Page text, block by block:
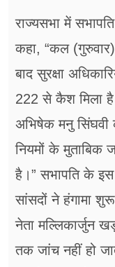
राज्यसभा में
कहा, “कल (गुरुवार)
बाद सुरक्षा
222 से कैश मिला
अभिषेक मनु सिंघवी
नियमों के मुताबिक
है।” सभापति के
सांसदों ने हंगामा
नेता मल्लिकार्जुन
तक जांच नहीं हो